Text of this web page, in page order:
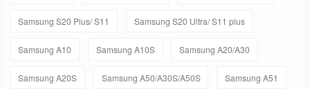
Samsung S20 Plus/ S11 Samsung S20 Ultra/ S11 plus
Samsung A10 Samsung A10S Samsung A20/A30
Samsung A20S Samsung A50/A30S/A50S Samsung A51